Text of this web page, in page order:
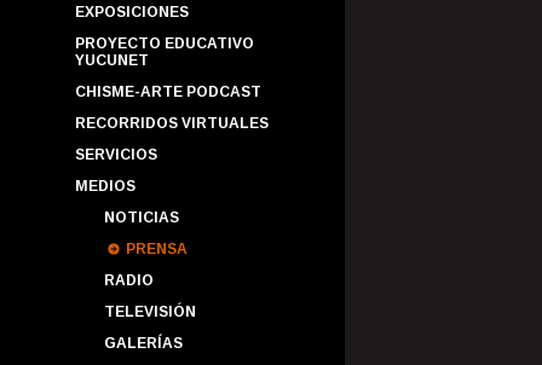
EXPOSICIONES
PROYECTO EDUCATIVO
YUCUNET
CHISME-ARTE PODCAST
RECORRIDOS VIRTUALES
SERVICIOS
MEDIOS
NOTICIAS
PRENSA
RADIO
TELEVISIÓN
GALERÍAS